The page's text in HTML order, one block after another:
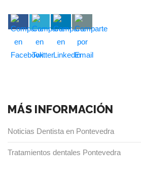
MÁS INFORMACIÓN
Noticias Dentista en Pontevedra
Tratamientos dentales Pontevedra